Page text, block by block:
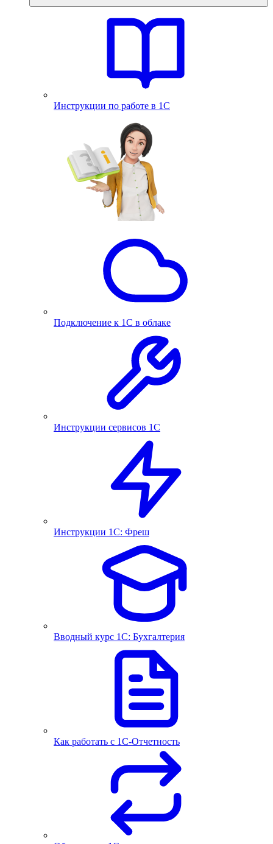
Инструкции по работе в 1С
Подключение к 1С в облаке
Инструкции сервисов 1С
Инструкции 1С: Фреш
Вводный курс 1С: Бухгалтерия
Как работать с 1С‑Отчетность